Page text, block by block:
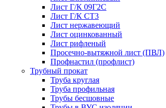
Лист Г/К 09Г2С
Лист Г/К СТ3
Лист нержавеющий
Лист оцинкованный
Лист рифленый
Просечно-вытяжной лист (ПВЛ)
Профнастил (профлист)
Трубный прокат
Труба круглая
Труба профильная
Трубы бесшовные